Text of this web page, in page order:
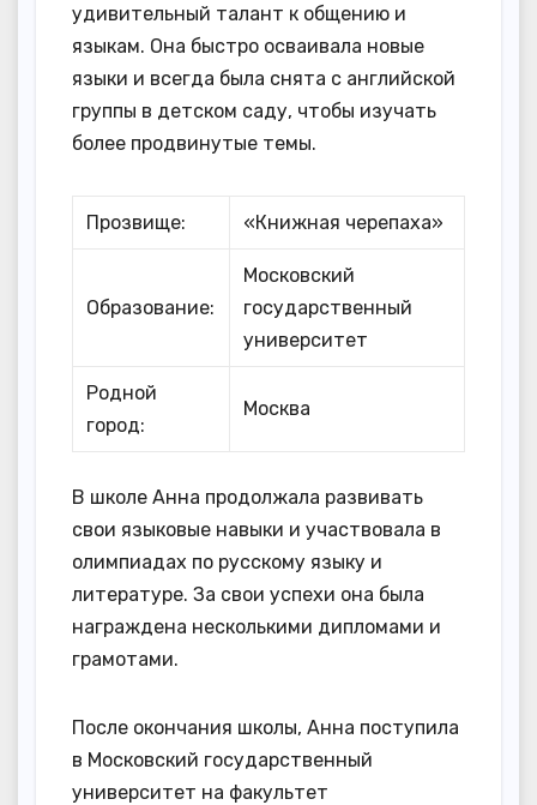
удивительный талант к общению и
языкам. Она быстро осваивала новые
языки и всегда была снята с английской
группы в детском саду, чтобы изучать
более продвинутые темы.
Прозвище: «Книжная черепаха»
Образование:
Московский
государственный
университет
Родной
город:
Москва
В школе Анна продолжала развивать
свои языковые навыки и участвовала в
олимпиадах по русскому языку и
литературе. За свои успехи она была
награждена несколькими дипломами и
грамотами.
После окончания школы, Анна поступила
в Московский государственный
университет на факультет